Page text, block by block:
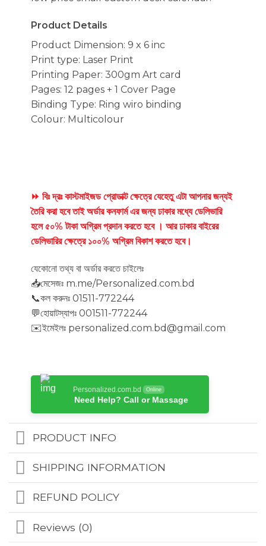
Product Details
Product Dimension: 9 x 6 inc
Print type: Laser Print
Printing Paper: 300gm Art card
Pages: 12 pages + 1 Cover Page
Binding Type: Ring wiro binding
Colour: Multicolour
⏩ বিঃ দ্রঃ কাস্টমাইজড প্রোডাক্ট ক্ষেত্রে যেহেতু এটা আপনার জন্যই
তৈরি করা হবে তাই অর্ডার কনফার্ম এর জন্য ঢাকার মধ্যে ডেলিভারি
হলে ৫০% টাকা অগ্রিম প্রদান করতে হবে । আর ঢাকার বাইরের
ডেলিভারির ক্ষেত্রে ১০০% অগ্রিম বিকাশ করতে হবে।
যেকোনো তথ্য বা অর্ডার করতে চাইলেঃ
📥মেসেজঃ m.me/Personalized.com.bd
📞কল করুনঃ 01511-772244
💬হোয়াটস্যাপঃ 001511-772244
✉️ইমেইলঃ personalized.com.bd@gmail.com
Personalized.com.bd Online
Need Help? Call or Massage
PRODUCT INFO
SHIPPING INFORMATION
REFUND POLICY
Reviews (0)